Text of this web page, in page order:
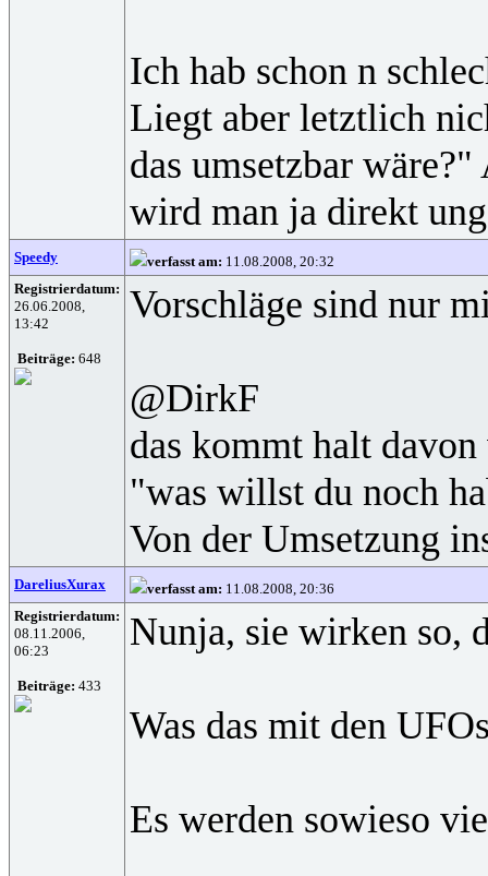
Ich hab schon n
Liegt aber letztlich
das umsetzbar
wird man ja direkt
Speedy verfasst am: 11.08.2008, 20:32
Registrierdatum:
26.06.2008,
13:42
Beiträge: 648
Vorschläge sind nur
@DirkF
das kommt halt
"was willst du noch
Von der Umsetzung
DareliusXurax verfasst am: 11.08.2008, 20:36
Registrierdatum:
08.11.2006,
06:23
Beiträge: 433
Nunja, sie wirken so,
Was das mit den
Es werden sowieso